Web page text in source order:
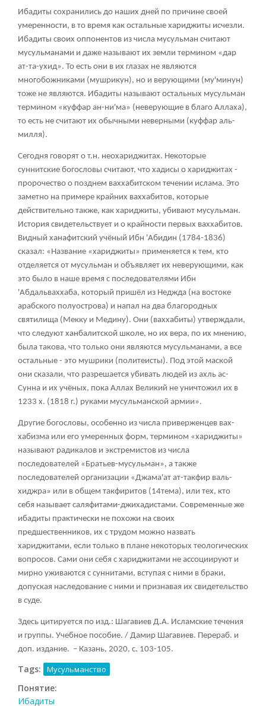
Ибадиты сохранились до наших дней по причине своей
умеренности, в то время как остальные хариджиты исчезли.
Ибадиты своих оппонентов из числа мусульман считают
мусульманами и даже называют их земли термином «дар
ат-та-ухид». То есть они в их глазах не являются
многобожниками (мушрикун), но и верующими (му'минун)
тоже не являются. Ибадиты называют остальных мусульман
термином «куффар ан-ни'ма» (неверующие в благо Аллаха),
то есть не считают их обычными неверными (куффар аль-
милля).
Сегодня говорят о т.н. неохариджитах. Некоторые
суннитские богословы считают, что хадисы о хариджитах -
пророчество о позднем ваххабитском течении ислама. Это
заметно на примере крайних ваххабитов, которые
действительно также, как хариджиты, убивают мусульман.
История свидетельствует и о крайности первых ваххабитов.
Видный ханафитский учёный Ибн 'Абидин (1784-1836)
сказал: «Название «хариджиты» применяется к тем, кто
отделяется от мусульман и объявляет их неверующими, как
это было в наше время с последователями Ибн
'Абдальваххаба, который пришёл из Неджда (на востоке
арабского полуострова) и напал на два благородных
святилища (Мекку и Медину). Они (ваххабиты) утверждали,
что следуют ханбалитской школе, но их вера, по их мнению,
была такова, что только они являются мусульманами, а все
остальные - это мушрики (политеисты). Под этой маской
они сказали, что разрешается убивать людей из ахль ас-
Сунна и их учёных, пока Аллах Великий не уничтожил их в
1233 х. (1818 г.) руками мусульманской армии».
Другие богословы, особенно из числа приверженцев вах-
хабизма или его умеренных форм, термином «хариджиты»
называют радикалов и экстремистов из числа
последователей «Братьев-мусульман», а также
последователей организации «Джама'ат ат-такфир валь-
хиджра» или в общем такфиритов (14тема), или тех, кто
себя называет саляфитами-джихадистами. Современные же
ибадиты практически не похожи на своих
предшественников, их с трудом можно назвать
хариджитами, если только в плане некоторых теологических
вопросов. Сами они себя с хариджитами не ассоциируют и
мирно уживаются с суннитами, вступая с ними в браки,
допуская наследование с ними и признавая их свидетельство
в суде.
Здесь цитируется по изд.: Шагавиев Д.А. Исламские течения
и группы. Учебное пособие. / Дамир Шагавиев. Перераб. и
доп. издание. – Казань, 2020, с. 103-105.
Tags: Мусульманство
Понятие:
Ибадиты